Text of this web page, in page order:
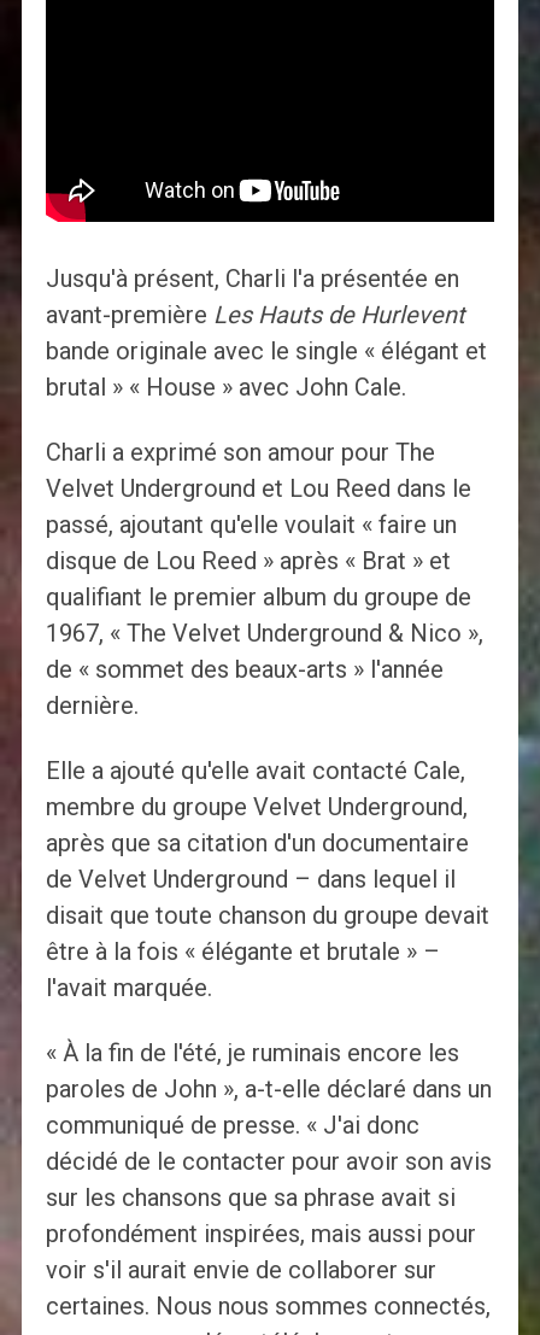
Jusqu'à présent, Charli l'a présentée en
avant-première Les Hauts de Hurlevent
bande originale avec le single « élégant et
brutal » « House » avec John Cale.
Charli a exprimé son amour pour The
Velvet Underground et Lou Reed dans le
passé, ajoutant qu'elle voulait « faire un
disque de Lou Reed » après « Brat » et
qualifiant le premier album du groupe de
1967, « The Velvet Underground & Nico »,
de « sommet des beaux-arts » l'année
dernière.
Elle a ajouté qu'elle avait contacté Cale,
membre du groupe Velvet Underground,
après que sa citation d'un documentaire
de Velvet Underground – dans lequel il
disait que toute chanson du groupe devait
être à la fois « élégante et brutale » –
l'avait marquée.
« À la fin de l'été, je ruminais encore les
paroles de John », a-t-elle déclaré dans un
communiqué de presse. « J'ai donc
décidé de le contacter pour avoir son avis
sur les chansons que sa phrase avait si
profondément inspirées, mais aussi pour
voir s'il aurait envie de collaborer sur
certaines. Nous nous sommes connectés,